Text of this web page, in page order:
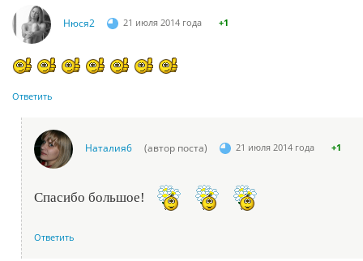
Нюся2 21 июля 2014 года +1
Ответить
Наталия6 (автор поста) 21 июля 2014 года +1
Спасибо большое!
Ответить